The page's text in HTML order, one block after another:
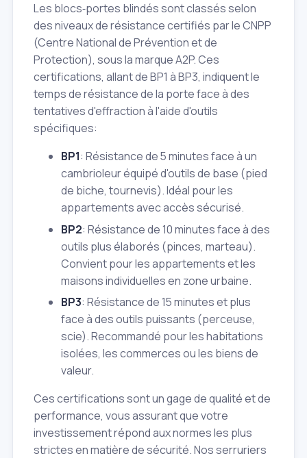
Les blocs‑portes blindés sont classés selon
des niveaux de résistance certifiés par le CNPP
(Centre National de Prévention et de
Protection), sous la marque A2P. Ces
certifications, allant de BP1 à BP3, indiquent le
temps de résistance de la porte face à des
tentatives d'effraction à l'aide d'outils
spécifiques:
BP1: Résistance de 5 minutes face à un
cambrioleur équipé d'outils de base (pied
de biche, tournevis). Idéal pour les
appartements avec accès sécurisé.
BP2: Résistance de 10 minutes face à des
outils plus élaborés (pinces, marteau).
Convient pour les appartements et les
maisons individuelles en zone urbaine.
BP3: Résistance de 15 minutes et plus
face à des outils puissants (perceuse,
scie). Recommandé pour les habitations
isolées, les commerces ou les biens de
valeur.
Ces certifications sont un gage de qualité et de
performance, vous assurant que votre
investissement répond aux normes les plus
strictes en matière de sécurité. Nos serruriers